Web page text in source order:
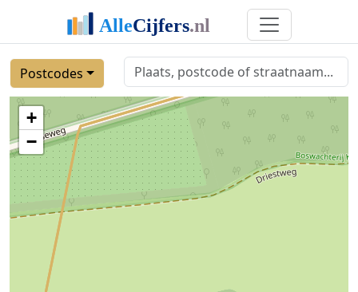
Postcodes
+
−